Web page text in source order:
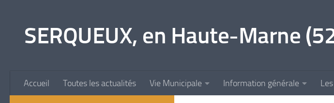
SERQUEUX, en Haute-Marne
Accueil Toutes les actualités Vie Municipale Information générale